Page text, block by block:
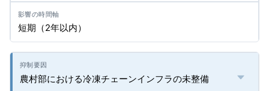
短期（2年以内）
農村部における冷凍チェーンインフラの未整備